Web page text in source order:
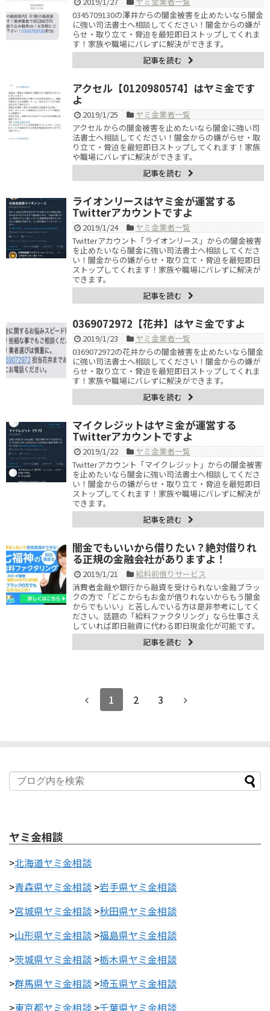
0345709130の澤井からの闇金被害を止めたいなら闇金
に強い司法書士へ相談してください！闇金からの嫌が
らせ・取り立て・脅迫を最短即日ストップしてくれま
す！家族や職場にバレずに解決ができます。
記事を読む
アクセル【0120980574】はヤミ金です
よ
2019/1/25
ヤミ金業者一覧
アクセルからの闇金被害を止めたいなら闇金に強い司
法書士へ相談してください！闇金からの嫌がらせ・取
り立て・脅迫を最短即日ストップしてくれます！家族
や職場にバレずに解決ができます。
記事を読む
ライオンリースはヤミ金が運営する
Twitterアカウントですよ
2019/1/24
ヤミ金業者一覧
Twitterアカウント「ライオンリース」からの闇金被害
を止めたいなら闇金に強い司法書士へ相談してくださ
い！闇金からの嫌がらせ・取り立て・脅迫を最短即日
ストップしてくれます！家族や職場にバレずに解決が
できます。
記事を読む
0369072972【花井】はヤミ金ですよ
2019/1/23
ヤミ金業者一覧
0369072972の花井からの闇金被害を止めたいなら闇金
に強い司法書士へ相談してください！闇金からの嫌が
らせ・取り立て・脅迫を最短即日ストップしてくれま
す！家族や職場にバレずに解決ができます。
記事を読む
マイクレジットはヤミ金が運営する
Twitterアカウントですよ
2019/1/22
ヤミ金業者一覧
Twitterアカウント「マイクレジット」からの闇金被害
を止めたいなら闇金に強い司法書士へ相談してくださ
い！闇金からの嫌がらせ・取り立て・脅迫を最短即日
ストップしてくれます！家族や職場にバレずに解決が
できます。
記事を読む
闇金でもいいから借りたい？絶対借りれ
る正規の金融会社がありますよ！
2019/1/21
給料前借りサービス
消費者金融や銀行から融資を受けられない金融ブラッ
クの方で「どこからもお金が借りれないからもう闇金
からでもいい」と苦しんでいる方は是非参考にしてく
ださい。話題の「給料ファクタリング」なら仕事さえ
していれば即日融資に代わる即日現金化が可能です。
記事を読む
1 2 3
ヤミ金相談
>北海道ヤミ金相談
>青森県ヤミ金相談 >岩手県ヤミ金相談
>宮城県ヤミ金相談 >秋田県ヤミ金相談
>山形県ヤミ金相談 >福島県ヤミ金相談
>茨城県ヤミ金相談 >栃木県ヤミ金相談
>群馬県ヤミ金相談 >埼玉県ヤミ金相談
>東京都ヤミ金相談 >千葉県ヤミ金相談